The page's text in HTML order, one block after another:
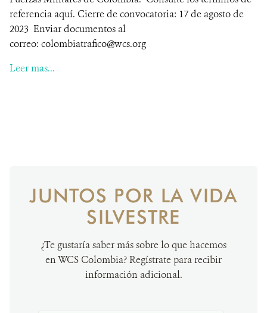
referencia aquí. Cierre de convocatoria: 17 de agosto de
2023 Enviar documentos al
correo: colombiatrafico@wcs.org
Leer mas...
JUNTOS POR LA VIDA
SILVESTRE
¿Te gustaría saber más sobre lo que hacemos
en WCS Colombia? Regístrate para recibir
información adicional.